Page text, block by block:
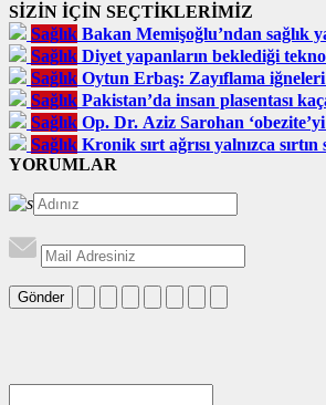
SİZİN İÇİN SEÇTİKLERİMİZ
Sağlık Bakan Memişoğlu’ndan sağlık
Sağlık Diyet yapanların beklediği
Sağlık Oytun Erbaş: Zayıflama
Sağlık Pakistan’da insan plasentası
Sağlık Op. Dr. Aziz Sarohan
Sağlık Kronik sırt ağrısı yalnızca
YORUMLAR
Gönder